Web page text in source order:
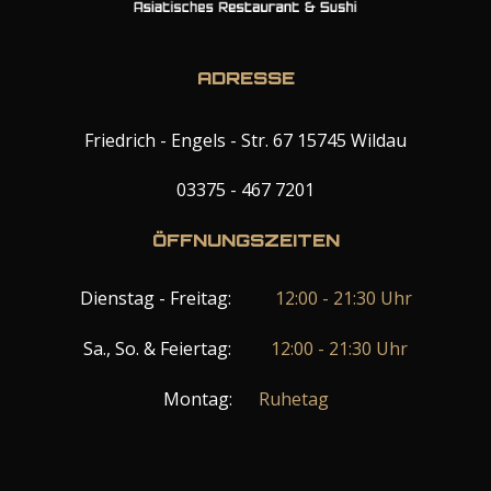
ADRESSE
Friedrich - Engels - Str. 67 15745 Wildau
03375 - 467 7201
ÖFFNUNGSZEITEN
Dienstag - Freitag: 12:00 - 21:30 Uhr
Sa., So. & Feiertag: 12:00 - 21:30 Uhr
Montag: Ruhetag